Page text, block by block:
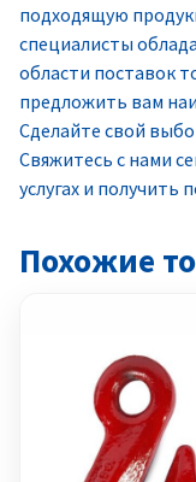
подходящую
специалисты
области поставок
предложить вам
Сделайте свой
Свяжитесь с нами
услугах и
Похожие